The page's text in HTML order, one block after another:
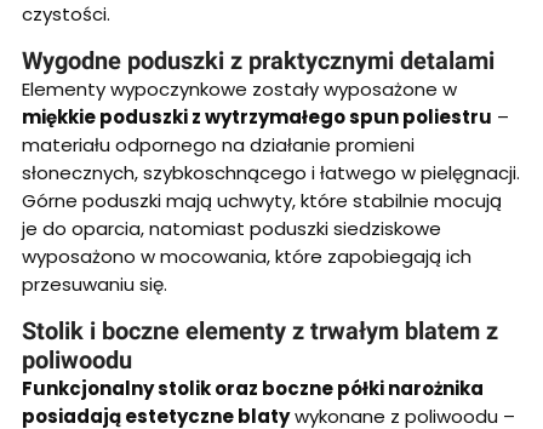
czystości.
Wygodne poduszki z praktycznymi detalami
Elementy wypoczynkowe zostały wyposażone w
miękkie poduszki z wytrzymałego spun poliestru –
materiału odpornego na działanie promieni
słonecznych, szybkoschnącego i łatwego w pielęgnacji.
Górne poduszki mają uchwyty, które stabilnie mocują
je do oparcia, natomiast poduszki siedziskowe
wyposażono w mocowania, które zapobiegają ich
przesuwaniu się.
Stolik i boczne elementy z trwałym blatem z
poliwoodu
Funkcjonalny stolik oraz boczne półki narożnika
posiadają estetyczne blatywykonane z poliwoodu –